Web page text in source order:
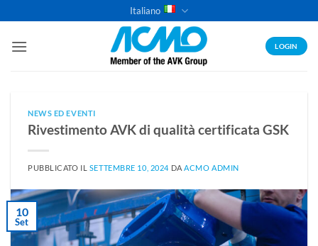
ai
contenuti
Italiano
LOGIN
NEWS ED EVENTI
Rivestimento AVK di qualità certificata GSK
PUBBLICATO IL SETTEMBRE 10, 2024 DA ACMO ADMIN
10
Set